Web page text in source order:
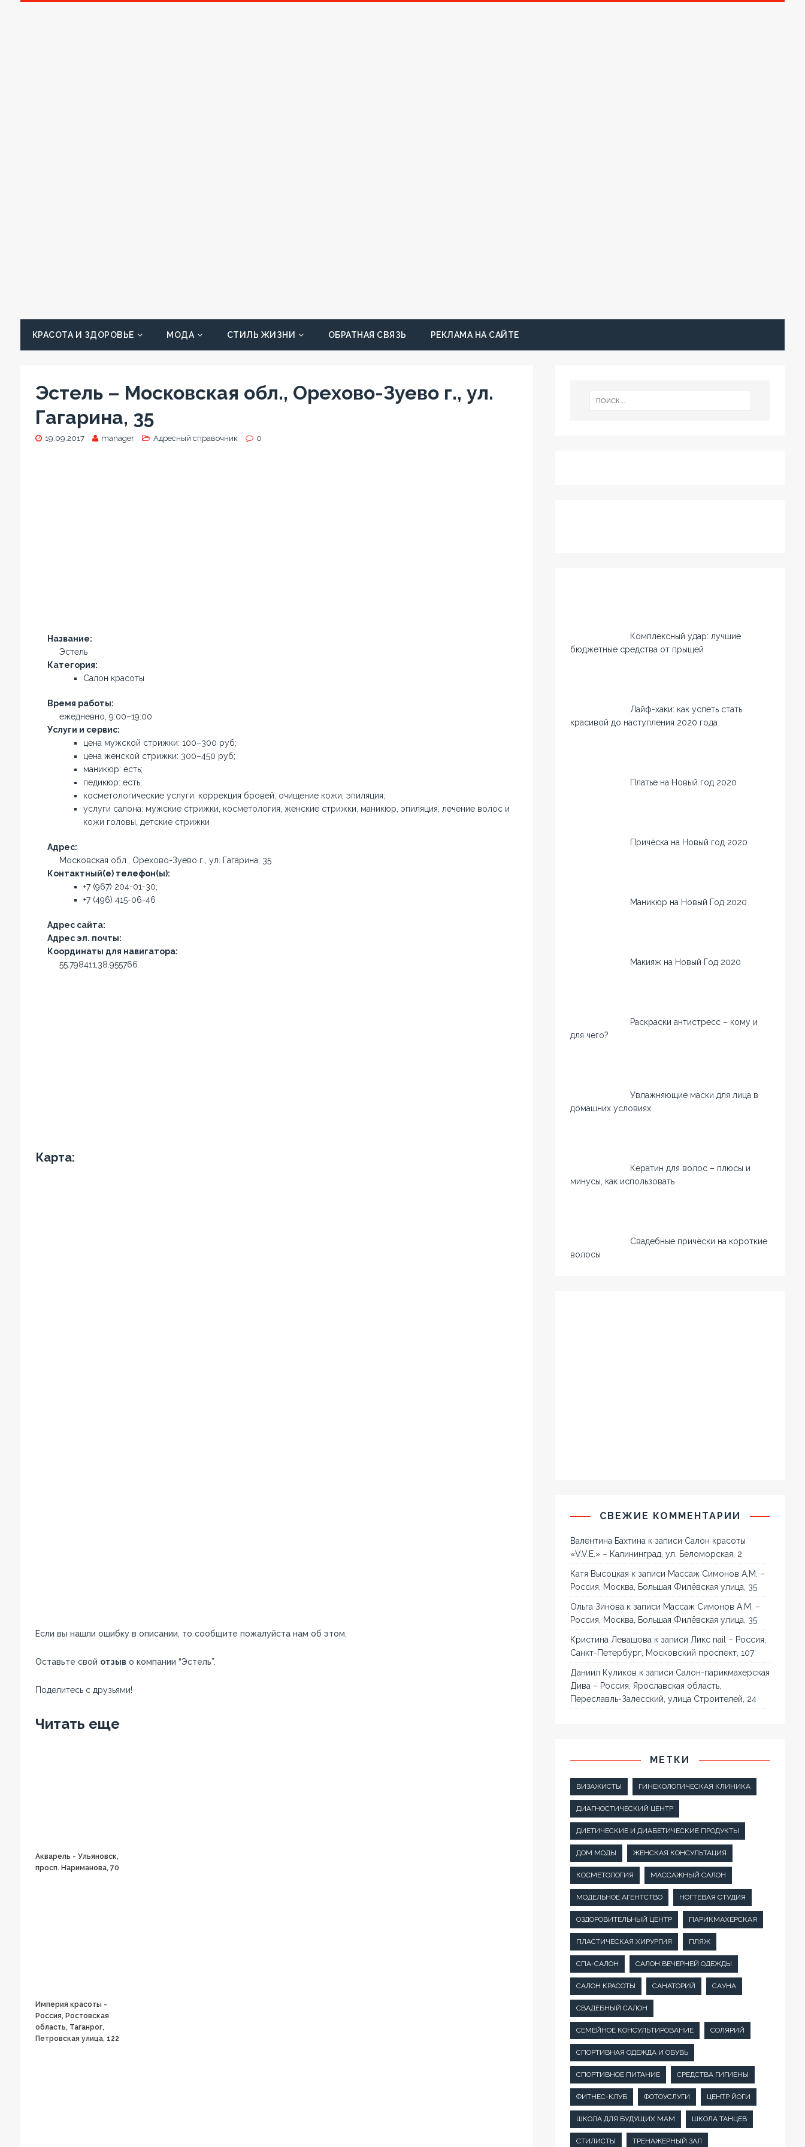
КРАСОТА И ЗДОРОВЬЕ МОДА СТИЛЬ ЖИЗНИ ОБРАТНАЯ СВЯЗЬ РЕКЛАМА НА САЙТЕ
Эстель – Московская обл., Орехово-Зуево г., ул.
Гагарина, 35
19.09.2017 manager Адресный справочник 0
Название:
Эстель
Категория:
Салон красоты
Время работы:
ежедневно, 9:00–19:00
Услуги и сервис:
цена мужской стрижки: 100–300 руб;
цена женской стрижки: 300–450 руб;
маникюр: есть;
педикюр: есть;
косметологические услуги: коррекция бровей, очищение кожи, эпиляция;
услуги салона: мужские стрижки, косметология, женские стрижки, маникюр, эпиляция, лечение волос и
кожи головы, детские стрижки
Адрес:
Московская обл., Орехово-Зуево г., ул. Гагарина, 35
Контактный(е) телефон(ы):
+7 (967) 204-01-30;
+7 (496) 415-06-46
Адрес сайта:
Адрес эл. почты:
Координаты для навигатора:
55.798411,38.955766
Карта:
Если вы нашли ошибку в описании, то сообщите пожалуйста нам об этом.
Оставьте свой отзыво компании “Эстель”.
Поделитесь с друзьями!
Читать еще
Акварель - Ульяновск,
просп. Нариманова, 70
Империя красоты -
Россия, Ростовская
область, Таганрог,
Петровская улица, 122
Комплексный удар: лучшие
бюджетные средства от прыщей
Лайф-хаки: как успеть стать
красивой до наступления 2020 года
Платье на Новый год 2020
Причёска на Новый год 2020
Маникюр на Новый Год 2020
Макияж на Новый Год 2020
Раскраски антистресс – кому и
для чего?
Увлажняющие маски для лица в
домашних условиях
Кератин для волос – плюсы и
минусы, как использовать
Свадебные причёски на короткие
волосы
СВЕЖИЕ КОММЕНТАРИИ
Валентина Бахтина к записи Салон красоты
«V.V.E.» – Калининград, ул. Беломорская, 2
Катя Высоцкая к записи Массаж Симонов А.М. –
Россия, Москва, Большая Филёвская улица, 35
Ольга Зинова к записи Массаж Симонов А.М. –
Россия, Москва, Большая Филёвская улица, 35
Кристина Левашова к записиЛикс nail – Россия,
Санкт-Петербург, Московский проспект, 107
Даниил Куликов к записи Салон-парикмахерская
Дива – Россия, Ярославская область,
Переславль-Залесский, улица Строителей, 24
МЕТКИ
ВИЗАЖИСТЫ ГИНЕКОЛОГИЧЕСКАЯ КЛИНИКА
ДИАГНОСТИЧЕСКИЙ ЦЕНТР
ДИЕТИЧЕСКИЕ И ДИАБЕТИЧЕСКИЕ ПРОДУКТЫ
ДОМ МОДЫ ЖЕНСКАЯ КОНСУЛЬТАЦИЯ
КОСМЕТОЛОГИЯ МАССАЖНЫЙ САЛОН
МОДЕЛЬНОЕ АГЕНТСТВО НОГТЕВАЯ СТУДИЯ
ОЗДОРОВИТЕЛЬНЫЙ ЦЕНТР ПАРИКМАХЕРСКАЯ
ПЛАСТИЧЕСКАЯ ХИРУРГИЯ ПЛЯЖ
СПА-САЛОН САЛОН ВЕЧЕРНЕЙ ОДЕЖДЫ
САЛОН КРАСОТЫ САНАТОРИЙ САУНА
СВАДЕБНЫЙ САЛОН
СЕМЕЙНОЕ КОНСУЛЬТИРОВАНИЕ СОЛЯРИЙ
СПОРТИВНАЯ ОДЕЖДА И ОБУВЬ
СПОРТИВНОЕ ПИТАНИЕ СРЕДСТВА ГИГИЕНЫ
ФИТНЕС-КЛУБ ФОТОУСЛУГИ ЦЕНТР ЙОГИ
ШКОЛА ДЛЯ БУДУЩИХ МАМ ШКОЛА ТАНЦЕВ
СТИЛИСТЫ ТРЕНАЖЕРНЫЙ ЗАЛ